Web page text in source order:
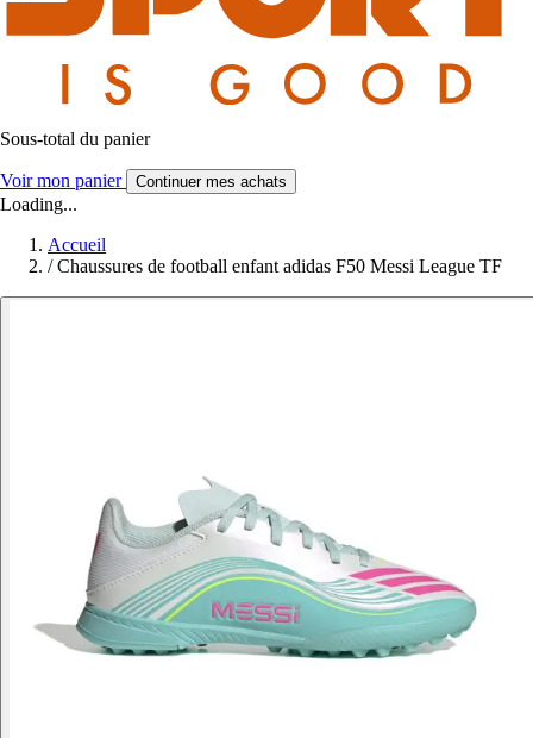
Sous-total du panier
Voir mon panier Continuer mes achats
Loading...
Accueil
/ Chaussures de football enfant adidas F50 Messi League TF